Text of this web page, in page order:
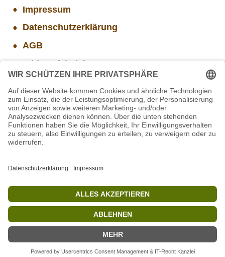
Impressum
Datenschutzerklärung
AGB
Widerrufsbelehrung
Aktuelle Stellenangebote
Projekt WORBIS Praktikum: Technik (ab Herbst)
Geschäftsführung (w/m/d)
Mitarbeiter(w/m/d) Imbiss - Betrieb im Projekt
SCHWARZWALD
Mitarbeiter/in Technik im Projekt SCHWARZWALD